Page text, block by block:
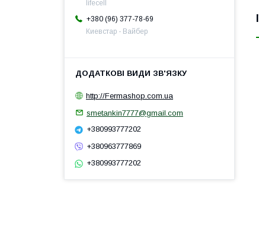
lifecell
+380 (96) 377-78-69
Киевстар - Вайбер
http://Fermashop.com.ua
smetankin7777@gmail.com
+380993777202
+380963777869
+380993777202